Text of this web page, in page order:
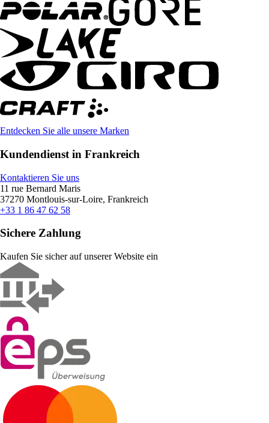
Entdecken Sie alle unsere Marken
Kundendienst in Frankreich
Kontaktieren Sie uns
11 rue Bernard Maris
37270 Montlouis-sur-Loire, Frankreich
+33 1 86 47 62 58
Sichere Zahlung
Kaufen Sie sicher auf unserer Website ein